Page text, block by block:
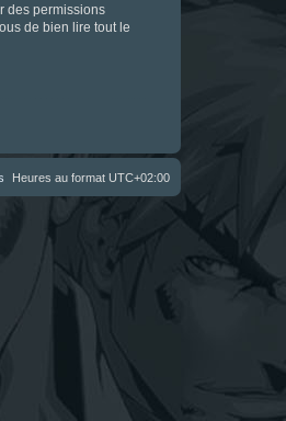
des permissions
de bien lire tout le
Heures au format UTC+02:00